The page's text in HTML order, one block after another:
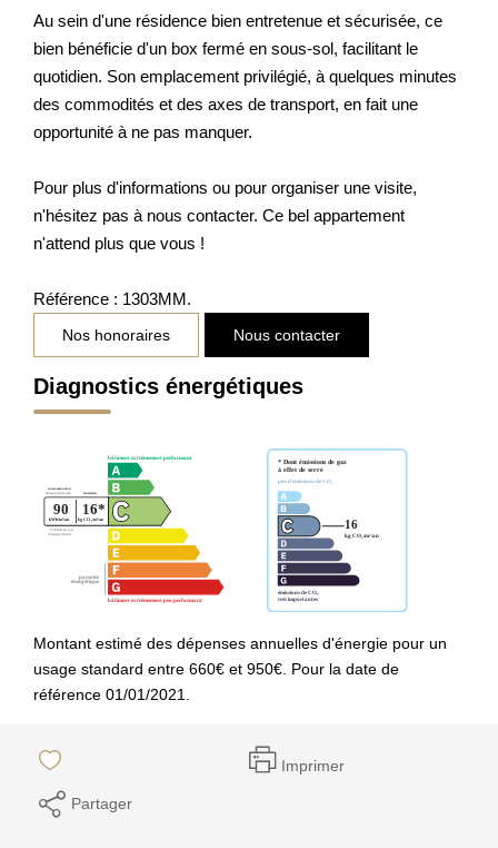
Au sein d'une résidence bien entretenue et sécurisée, ce
bien bénéficie d'un box fermé en sous-sol, facilitant le
quotidien. Son emplacement privilégié, à quelques minutes
des commodités et des axes de transport, en fait une
opportunité à ne pas manquer.
Pour plus d'informations ou pour organiser une visite,
n'hésitez pas à nous contacter. Ce bel appartement
n'attend plus que vous !
Référence : 1303MM.
Nos honoraires Nous contacter
Diagnostics énergétiques
Montant estimé des dépenses annuelles d'énergie pour un
usage standard entre 660€ et 950€. Pour la date de
référence 01/01/2021.
Imprimer
Partager